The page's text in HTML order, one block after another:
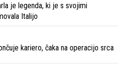
je legenda, ki je s svojimi
Italijo
kariero, čaka na operacijo srca